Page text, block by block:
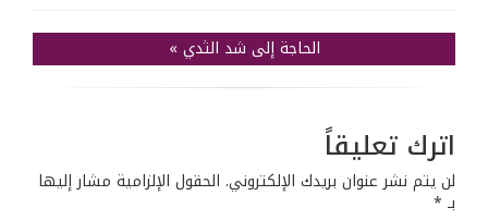
الحاجة إلى شد الثدي »
اترك تعليقاً
لن يتم نشر عنوان بريدك الإلكتروني. الحقول الإلزامية مشار إليها
بـ *